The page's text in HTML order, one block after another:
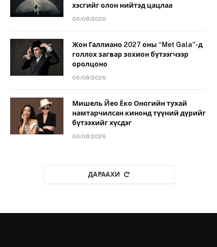
хэсгийг олон нийтэд цацлаа
06/08/2026
Жон Галлиано 2027 оны “Met Gala”-д
голлох загвар зохион бүтээгчээр
оролцоно
06/08/2026
Мишель Йео Ёко Оногийн тухай
намтарчилсан кинонд түүний дүрийг
бүтээхийг хүсдэг
06/08/2026
ДАРААХИ